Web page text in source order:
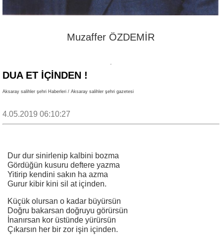
Muzaffer ÖZDEMİR
DUA ET İÇINDEN !
Aksaray salihler şehri Haberleri / Aksaray salihler şehri gazetesi
4.05.2019 06:10:27
Dur dur sinirlenip kalbini bozma
Gördüğün kusuru deftere yazma
Yitirip kendini sakın ha azma
Gurur kibir kini sil at içinden.
Küçük olursan o kadar büyürsün
Doğru bakarsan doğruyu görürsün
İnanırsan kor üstünde yürürsün
Çıkarsın her bir zor işin içinden.